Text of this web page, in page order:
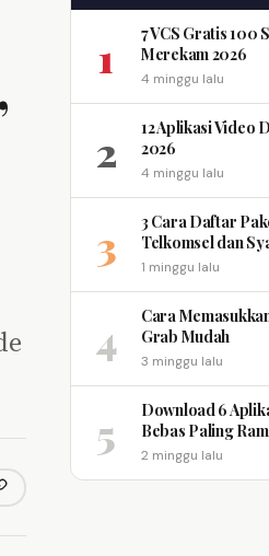
link
1
7 VCS Gratis 100
Merekam 2026
4 minggu lalu
2
12 Aplikasi Video
2026
4 minggu lalu
3
3 Cara Daftar
Telkomsel dan
1 minggu lalu
4
Cara
Grab Mudah
3 minggu lalu
5
Download 6
Bebas Paling
2 minggu lalu